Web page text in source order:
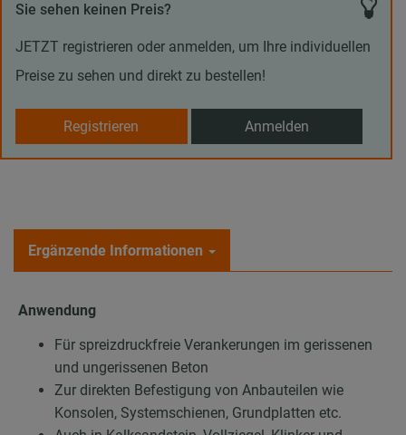
Sie sehen keinen Preis?
JETZT registrieren oder anmelden, um Ihre individuellen
Preise zu sehen und direkt zu bestellen!
Registrieren Anmelden
Ergänzende Informationen
Anwendung
Für spreizdruckfreie Verankerungen im gerissenen
und ungerissenen Beton
Zur direkten Befestigung von Anbauteilen wie
Konsolen, Systemschienen, Grundplatten etc.